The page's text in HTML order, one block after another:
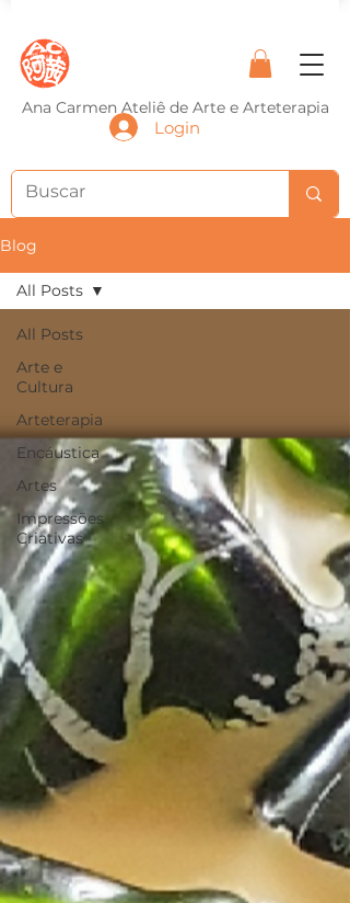
Ana Carmen Ateliê de Arte e Arteterapia
Login
Blog
All Posts
Arte e
Cultura
Arteterapia
Encáustica
Artes
Impressões
Criativas
All Posts